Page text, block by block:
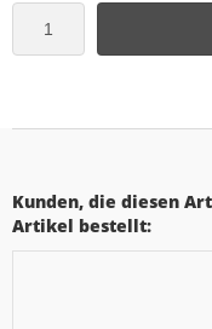
Kunden, die diesen
Artikel bestellt: